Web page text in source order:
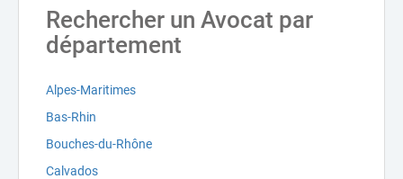
Rechercher un Avocat par
département
Alpes-Maritimes
Bas-Rhin
Bouches-du-Rhône
Calvados